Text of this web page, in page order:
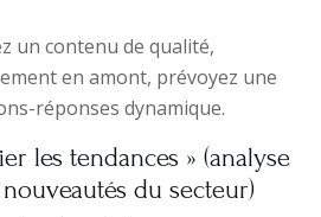
un contenu de qualité,
en amont, prévoyez une
réponses dynamique.
les tendances » (analyse
du secteur)